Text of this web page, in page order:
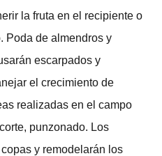
la fruta en el recipiente o
Poda de almendros y
escarpados y
el crecimiento de
realizadas en el campo
punzonado. Los
y remodelarán los